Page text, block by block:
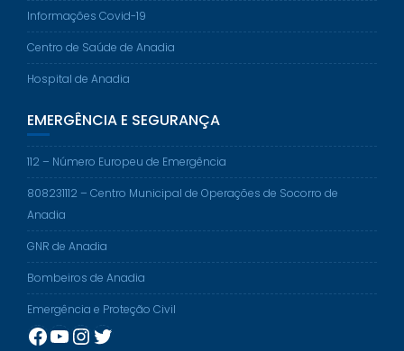
Informações Covid-19
Centro de Saúde de Anadia
Hospital de Anadia
EMERGÊNCIA E SEGURANÇA
112 – Número Europeu de Emergência
808231112 – Centro Municipal de Operações de Socorro de
Anadia
GNR de Anadia
Bombeiros de Anadia
Emergência e Proteção Civil
Facebook
YouTube
Instagram
Twitter